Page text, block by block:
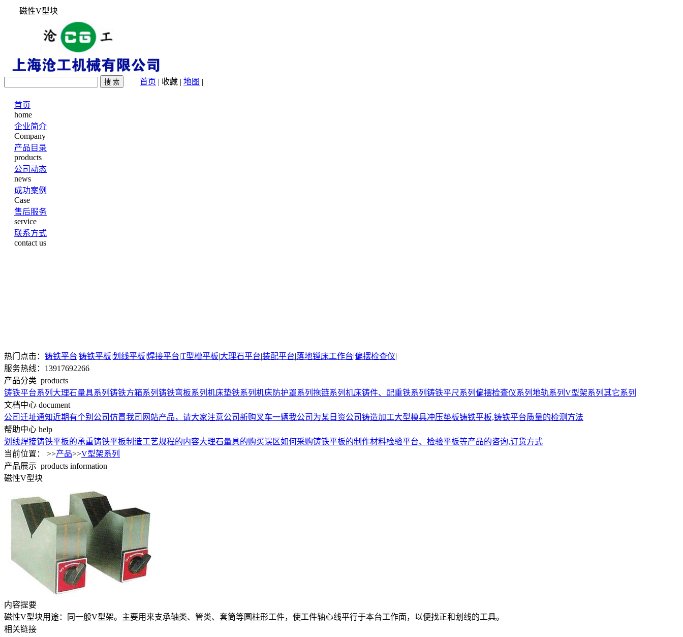
磁性V型块
首页 | 收藏 | 地图 |
首页
home
企业简介
Company
产品目录
products
公司动态
news
成功案例
Case
售后服务
service
联系方式
contact us
热门点击： 铸铁平台|铸铁平板|划线平板|焊接平台|T型槽平板|大理石平台|装配平台|落地镗床工作台|偏摆检查仪|
服务热线：13917692266
产品分类 products
铸铁平台系列 大理石量具系列 铸铁方箱系列 铸铁弯板系列 机床垫铁系列 机床防护罩系列 拖链系列 机床铸件、配重铁系列 铸铁平尺系列 偏摆检查仪系列 地轨系列 V型架系列 其它系列
文档中心 document
公司迁址通知近期有个别公司仿冒我司网站产品，请大家注意公司新购叉车一辆我公司为某日资公司铸造加工大型模具冲压垫板铸铁平板,铸铁平台质量的检测方法
帮助中心 help
划线焊接铸铁平板的承重铸铁平板制造工艺规程的内容大理石量具的购买误区如何采购铸铁平板的制作材料检验平台、检验平板等产品的咨询,订货方式
当前位置： >>产品>>V型架系列
产品展示 products information
磁性V型块
内容提要
磁性V型块用途：同一般V型架。主要用来支承轴类、管类、套筒等圆柱形工件，使工件轴心线平行于本台工作面，以便找正和划线的工具。
相关链接